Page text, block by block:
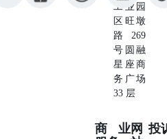
工业园
区旺墩
路269
号圆融
星座商
务广场
33 层
商业网 投